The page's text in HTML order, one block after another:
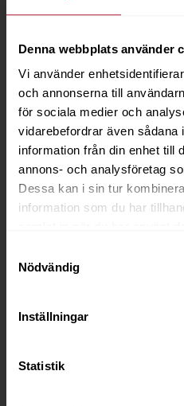
Denna webbplats använder
Vi använder
och annonserna till
för sociala medier och
vidarebefordrar även sådana
information från din enhet till
annons- och analysföretag
Dessa kan i sin tur
information som du har
Nödvändig
Inställningar
Statistik
OC Foam & Fabric Spray